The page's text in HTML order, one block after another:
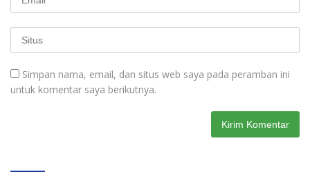
Simpan nama, email, dan situs web saya pada peramban ini
untuk komentar saya berikutnya.